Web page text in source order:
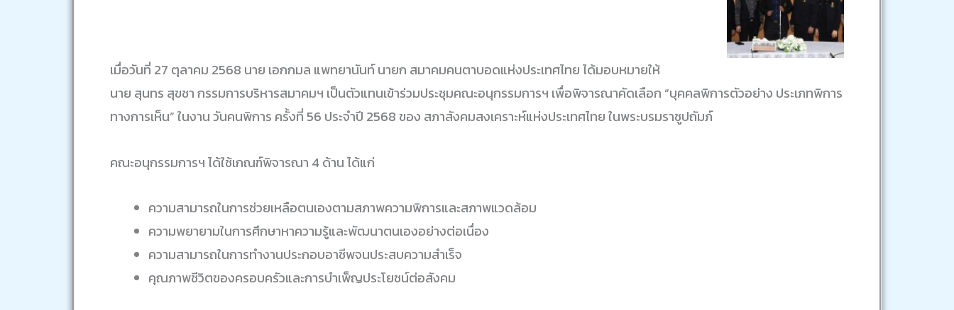
เมื่อวันที่ 27 ตุลาคม 2568 นาย เอกกมล แพทยานันท์ นายก สมาคมคนตาบอดแห่งประเทศไทย ได้มอบหมายให้
นาย สุนทร สุขชา กรรมการบริหารสมาคมฯ เป็นตัวแทนเข้าร่วมประชุมคณะอนุกรรมการฯ เพื่อพิจารณาคัดเลือก “บุคคลพิการตัวอย่าง ประเภทพิการ
ทางการเห็น” ในงาน วันคนพิการ ครั้งที่ 56 ประจำปี 2568 ของ สภาสังคมสงเคราะห์แห่งประเทศไทย ในพระบรมราชูปถัมภ์
คณะอนุกรรมการฯ ได้ใช้เกณฑ์พิจารณา 4 ด้าน ได้แก่
ความสามารถในการช่วยเหลือตนเองตามสภาพความพิการและสภาพแวดล้อม
ความพยายามในการศึกษาหาความรู้และพัฒนาตนเองอย่างต่อเนื่อง
ความสามารถในการทำงานประกอบอาชีพจนประสบความสำเร็จ
คุณภาพชีวิตของครอบครัวและการบำเพ็ญประโยชน์ต่อสังคม